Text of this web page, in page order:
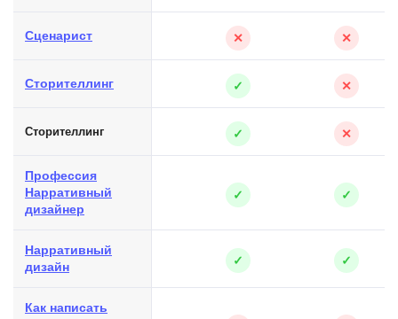
Сценарист ✕ ✕
Сторителлинг ✓ ✕
Сторителлинг ✓ ✕
Профессия
Нарративный
дизайнер
✓ ✓
Нарративный
дизайн
✓ ✓
Как написать